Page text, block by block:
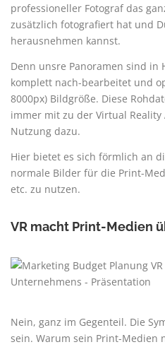
professioneller Fotograf das
zusätzlich fotografiert hat und
herausnehmen kannst.
Denn unsre Panoramen sind in
komplett nach-bearbeitet und
8000px) Bildgröße. Diese
immer mit zu der Virtual
Nutzung dazu.
Hier bietet es sich förmlich an
normale Bilder für die Print-
etc. zu nutzen.
VR macht Print-Medien
Nein, ganz im Gegenteil. Die
sein. Warum sein Print-Medien